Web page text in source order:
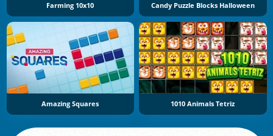
Farming 10x10 Candy Puzzle Blocks Halloween
Amazing Squares 1010 Animals Tetriz